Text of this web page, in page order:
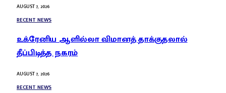
AUGUST 7, 2026
RECENT NEWS
உக்ரேனிய ஆளில்லா விமானத் தாக்குதலால்
தீப்பிடித்த நகரம்
AUGUST 7, 2026
RECENT NEWS